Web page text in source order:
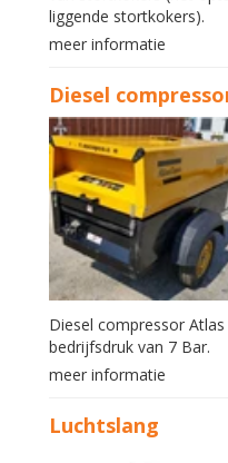
liggende stortkokers).
meer informatie
Diesel
Diesel compressor
bedrijfsdruk van 7 Bar.
meer informatie
Luchtslang